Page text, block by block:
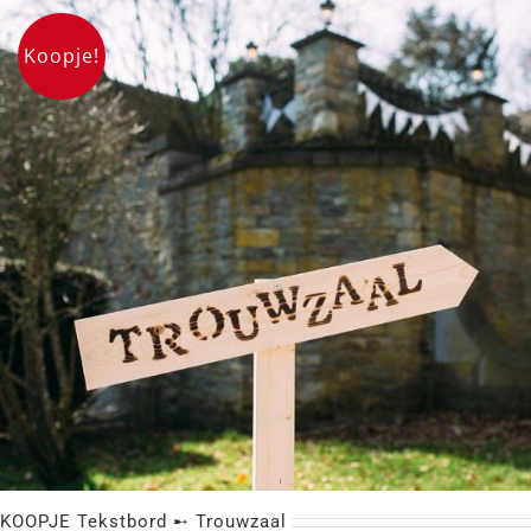
Vintage Label / Kaartje➸ RINGEN
Koopje!
KOOPJE Tekstbord ➸ Trouwzaal